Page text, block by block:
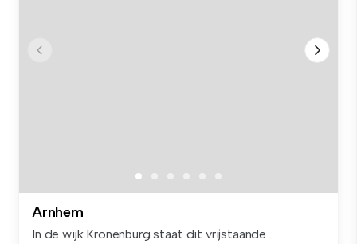
Arnhem
In de wijk Kronenburg staat dit vrijstaande